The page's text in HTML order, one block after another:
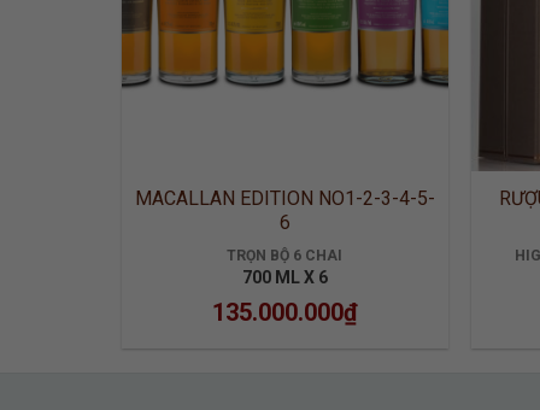
MACALLAN EDITION NO1-2-3-4-5-
6
TRỌN BỘ 6 CHAI
700 ML X 6
135.000.000₫